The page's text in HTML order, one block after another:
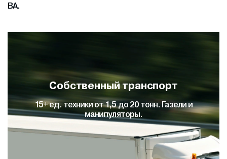
ВА.
Собственный склад кабеля
Это исключает кражу вашего товара на 100 %